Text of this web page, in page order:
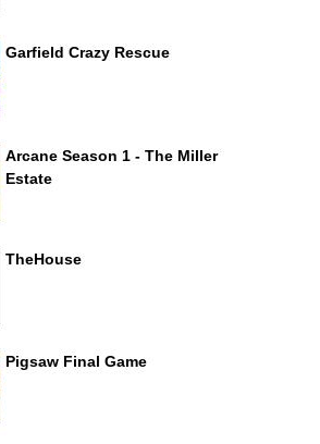
Garfield Crazy Rescue
Arcane Season 1 - The Miller
Estate
TheHouse
Pigsaw Final Game